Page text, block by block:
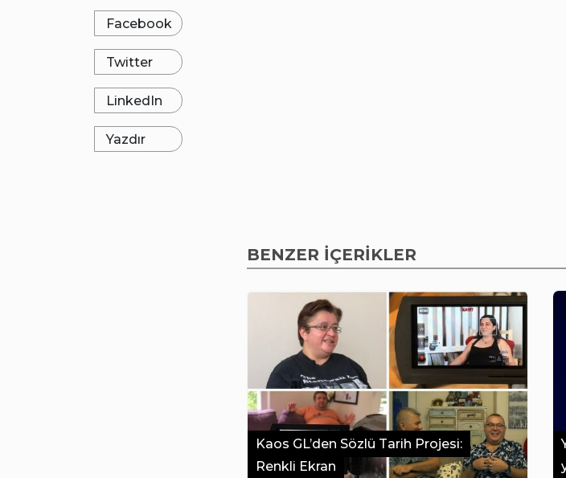
Facebook
Twitter
LinkedIn
Yazdır
BENZER İÇERİKLER
Kaos GL’den Sözlü Tarih Projesi:
Renkli Ekran